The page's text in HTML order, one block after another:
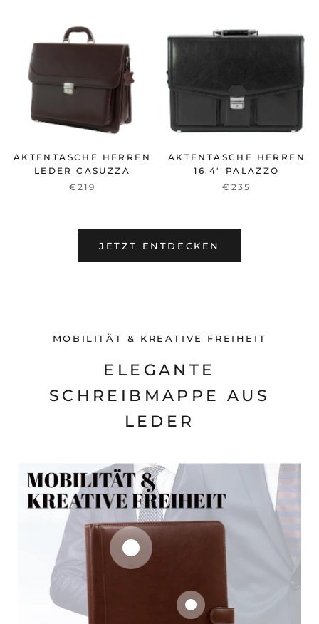
AKTENTASCHE HERREN
LEDER CASUZZA
€219
AKTENTASCHE HERREN
16,4" PALAZZO
€235
JETZT ENTDECKEN
MOBILITÄT & KREATIVE FREIHEIT
ELEGANTE
SCHREIBMAPPE AUS
LEDER